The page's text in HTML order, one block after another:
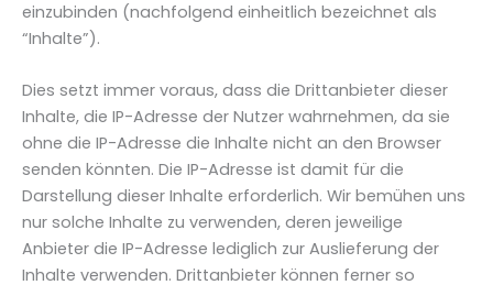
einzubinden (nachfolgend einheitlich bezeichnet als
“Inhalte”).
Dies setzt immer voraus, dass die Drittanbieter dieser
Inhalte, die IP-Adresse der Nutzer wahrnehmen, da sie
ohne die IP-Adresse die Inhalte nicht an den Browser
senden könnten. Die IP-Adresse ist damit für die
Darstellung dieser Inhalte erforderlich. Wir bemühen uns
nur solche Inhalte zu verwenden, deren jeweilige
Anbieter die IP-Adresse lediglich zur Auslieferung der
Inhalte verwenden. Drittanbieter können ferner so